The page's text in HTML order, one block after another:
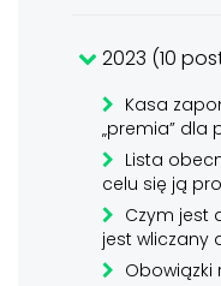
2023 (10
Kasa
„premia” dla
Lista
celu się ją
Czym jest
jest wliczany